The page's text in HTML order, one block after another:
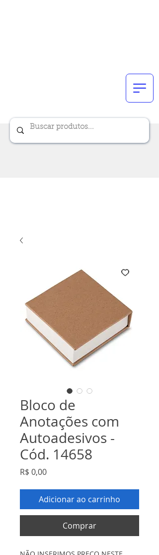
Bloco de
Anotações com
Autoadesivos -
Cód. 14658
R$ 0,00Preço
Adicionar ao carrinho
Comprar